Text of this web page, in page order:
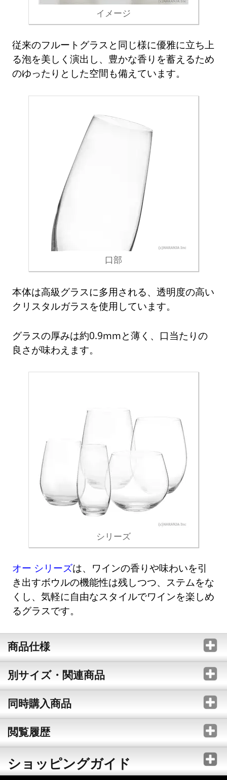
イメージ
従来のフルートグラスと同じ様に優雅に立ち上
る泡を美しく演出し、豊かな香りを蓄えるため
のゆったりとした空間も備えています。
口部
本体は高級グラスに多用される、透明度の高い
クリスタルガラスを使用しています。
グラスの厚みは約0.9mmと薄く、口当たりの
良さが味わえます。
シリーズ
オー シリーズは、ワインの香りや味わいを引
き出すボウルの機能性は残しつつ、ステムをな
くし、気軽に自由なスタイルでワインを楽しめ
るグラスです。
商品仕様
別サイズ・関連商品
同時購入商品
閲覧履歴
ショッピングガイド